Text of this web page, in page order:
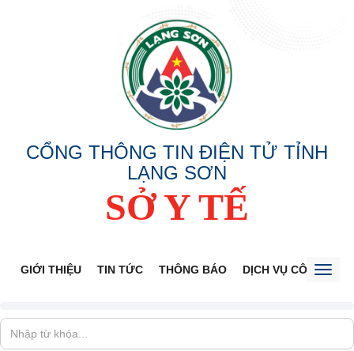
CỔNG THÔNG TIN ĐIỆN TỬ TỈNH
LẠNG SƠN
SỞ Y TẾ
GIỚI THIỆU TIN TỨC THÔNG BÁO DỊCH VỤ CÔNG